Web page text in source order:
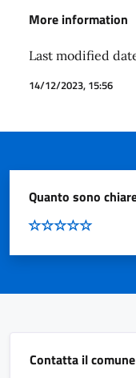
More information
Last modified
14/12/2023, 15:56
Quanto sono
Contatta il comune